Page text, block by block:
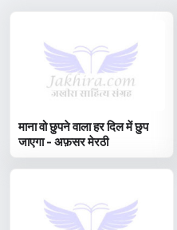
माना वो छुपने वाला हर दिल में छुप
जाएगा - अफ़सर मेरठी